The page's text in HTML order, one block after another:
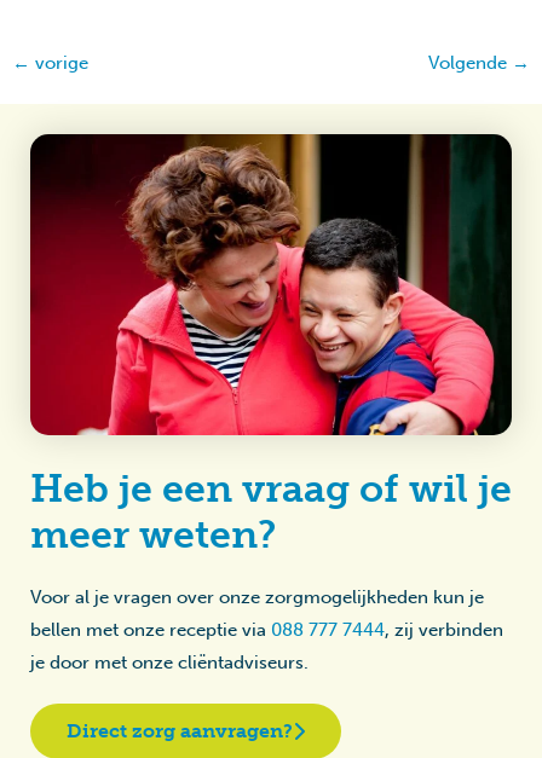
← vorige Volgende →
Heb je een vraag of wil je
meer weten?
Voor al je vragen over onze zorgmogelijkheden kun je
bellen met onze receptie via 088 777 7444, zij verbinden
je door met onze cliëntadviseurs.
Direct zorg aanvragen?